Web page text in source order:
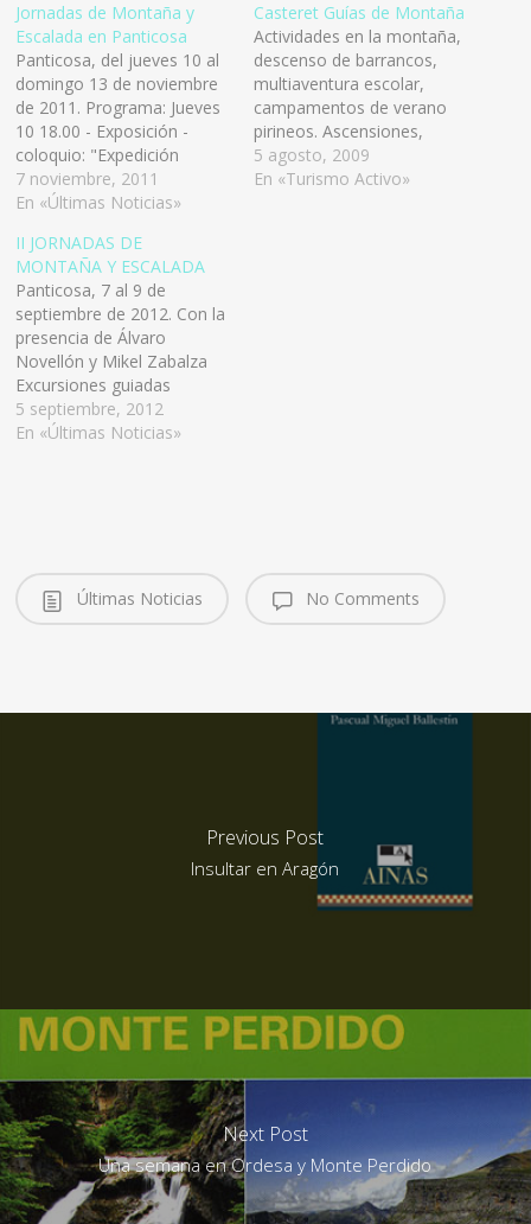
Jornadas de Montaña y
Escalada en Panticosa
Panticosa, del jueves 10 al
domingo 13 de noviembre
de 2011. Programa: Jueves
10 18.00 - Exposición -
coloquio: "Expedición
Panticosa - Island Peak.
Centro de Exposiciones "La
Inauguración. Centro de
Exposiciones "La Fajuala"
18.30 - Exposición -
coloquio: Refugios de
Montaña y Expedición
Ama…
7 noviembre, 2011
En «Últimas Noticias»
Casteret Guías de Montaña
Actividades en la montaña,
descenso de barrancos,
multiaventura escolar,
campamentos de verano
pirineos. Ascensiones,
Rafting. Parque Nacional de
Ordesa y Monte Perdido.
5 agosto, 2009
En «Turismo Activo»
II JORNADAS DE
MONTAÑA Y ESCALADA
Panticosa, 7 al 9 de
septiembre de 2012. Con la
presencia de Álvaro
Novellón y Mikel Zabalza
Excursiones guiadas
Poyecciones Exposiciones
Cursos Charlas Puedes
5 septiembre, 2012
En «Últimas Noticias»
Últimas Noticias No Comments
Previous Post
Insultar en Aragón
Next Post
Una semana en Ordesa y Monte Perdido